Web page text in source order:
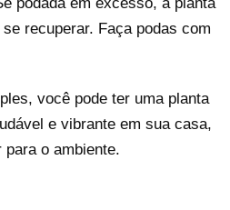
recuperar. Faça podas com
você pode ter uma planta
e vibrante em sua casa,
o ambiente.